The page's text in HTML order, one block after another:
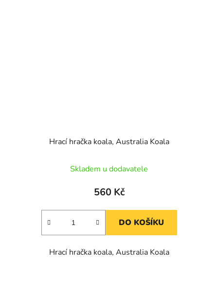
Hrací hračka koala, Australia Koala
Skladem u dodavatele
560 Kč
DO KOŠÍKU
Hrací hračka koala, Australia Koala